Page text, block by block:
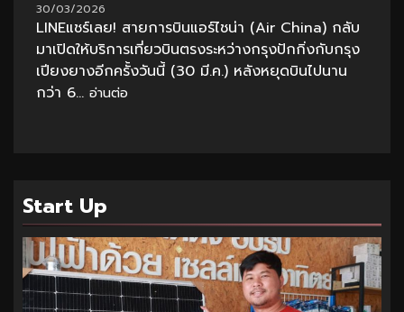
30/03/2026
LINEแชร์เลย! สายการบินแอร์ไชน่า (Air China) กลับ
มาเปิดให้บริการเที่ยวบินตรงระหว่างกรุงปักกิ่งกับกรุง
เปียงยางอีกครั้งวันนี้ (30 มี.ค.) หลังหยุดบินไปนาน
กว่า 6... อ่านต่อ
Start Up